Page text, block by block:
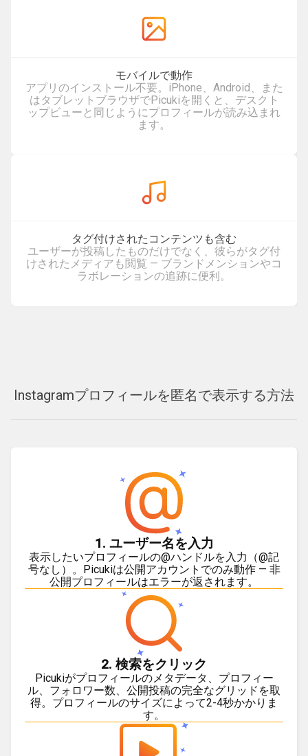
モバイルで動作
アプリのインストール不要。iPhone、Android、また
はタブレットブラウザでPicukiを開くと、デスクト
ップビューと同じようにプロフィールが読み込まれ
ます。
タグ付けされたコンテンツも含む
ユーザーが投稿したものだけでなく、彼らがタグ付
けされたメディアも閲覧 — ブランドメンションやコ
ラボレーションの追跡に便利。
Instagramプロフィールを匿名で表示する方法
1. ユーザー名を入力
表示したいプロフィールの@ハンドルを入力（@記
号なし）。Picukiは公開アカウントでのみ動作 — 非
公開プロフィールはエラーが返されます。
2. 検索をクリック
Picukiがプロフィールのメタデータ、プロフィー
ル、フォロワー数、公開投稿の完全なグリッドを取
得。プロフィールのサイズによって2-4秒かかりま
す。